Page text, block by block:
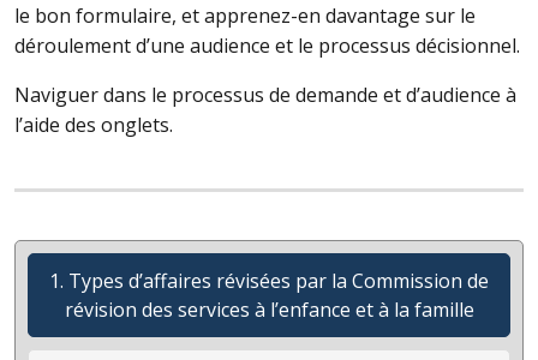
le bon formulaire, et apprenez-en davantage sur le
déroulement d’une audience et le processus décisionnel.
Naviguer dans le processus de demande et d’audience à
l’aide des onglets.
1. Types d’affaires révisées par la Commission de
révision des services à l’enfance et à la famille